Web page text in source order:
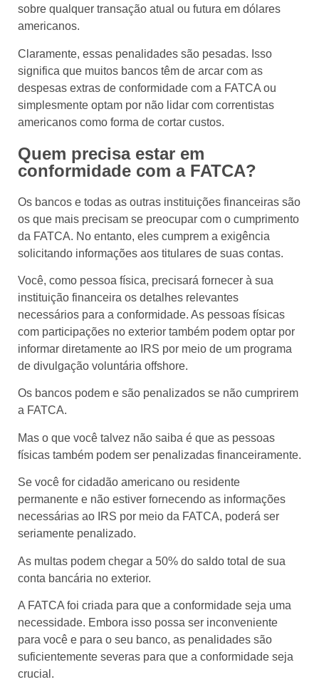
sobre qualquer transação atual ou futura em dólares
americanos.
Claramente, essas penalidades são pesadas. Isso
significa que muitos bancos têm de arcar com as
despesas extras de conformidade com a FATCA ou
simplesmente optam por não lidar com correntistas
americanos como forma de cortar custos.
Quem precisa estar em
conformidade com a FATCA?
Os bancos e todas as outras instituições financeiras são
os que mais precisam se preocupar com o cumprimento
da FATCA. No entanto, eles cumprem a exigência
solicitando informações aos titulares de suas contas.
Você, como pessoa física, precisará fornecer à sua
instituição financeira os detalhes relevantes
necessários para a conformidade. As pessoas físicas
com participações no exterior também podem optar por
informar diretamente ao IRS por meio de um programa
de divulgação voluntária offshore.
Os bancos podem e são penalizados se não cumprirem
a FATCA.
Mas o que você talvez não saiba é que as pessoas
físicas também podem ser penalizadas financeiramente.
Se você for cidadão americano ou residente
permanente e não estiver fornecendo as informações
necessárias ao IRS por meio da FATCA, poderá ser
seriamente penalizado.
As multas podem chegar a 50% do saldo total de sua
conta bancária no exterior.
A FATCA foi criada para que a conformidade seja uma
necessidade. Embora isso possa ser inconveniente
para você e para o seu banco, as penalidades são
suficientemente severas para que a conformidade seja
crucial.